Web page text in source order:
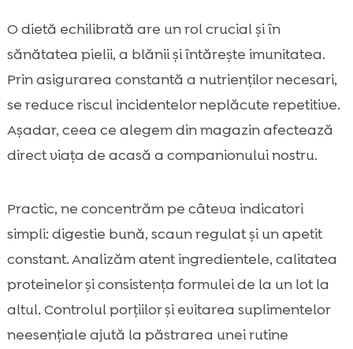
O dietă echilibrată are un rol crucial și în
sănătatea pielii, a blănii și întărește imunitatea.
Prin asigurarea constantă a nutrienților necesari,
se reduce riscul incidentelor neplăcute repetitive.
Așadar, ceea ce alegem din magazin afectează
direct viața de acasă a companionului nostru.
Practic, ne concentrăm pe câteva indicatori
simpli: digestie bună, scaun regulat și un apetit
constant. Analizăm atent ingredientele, calitatea
proteinelor și consistența formulei de la un lot la
altul. Controlul porțiilor și evitarea suplimentelor
neesențiale ajută la păstrarea unei rutine